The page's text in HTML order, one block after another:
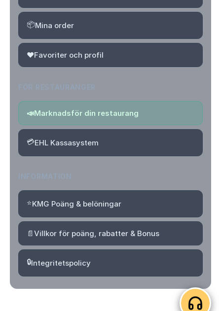
📦Mina order
❤️Favoriter och profil
📣Marknadsför din restaurang
💳EHL Kassasystem
⭐KMG Poäng & belöningar
📄Villkor för poäng, rabatter & Bonus
🔒Integritetspolicy